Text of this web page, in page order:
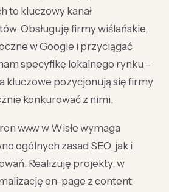
to kluczowy kanał
Obsługuję firmy wiślańskie,
w Google i przyciągać
specyfikę lokalnego rynku –
kluczowe pozycjonują się firmy
konkurować z nimi.
www w Wisłe wymaga
ogólnych zasad SEO, jak i
Realizuję projekty, w
on-page z content